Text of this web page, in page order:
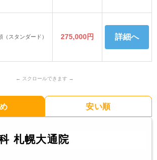
（スタンダード） 275,000円 詳細へ
安い順
札幌大通院